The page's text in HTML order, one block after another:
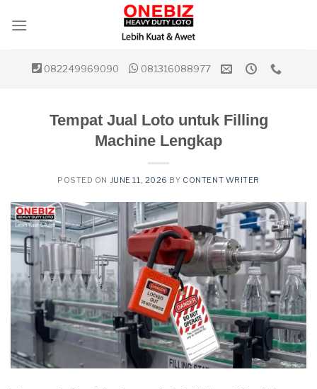
082249969090 081316088977
Tempat Jual Loto untuk Filling
Machine Lengkap
POSTED ON JUNE 11, 2026 BY CONTENT WRITER